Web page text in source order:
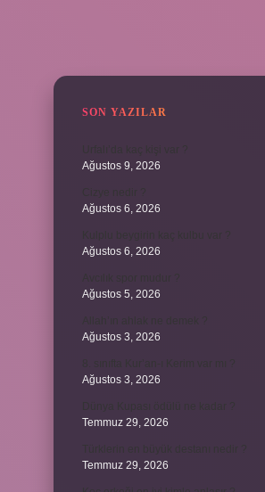
SON YAZILAR
Ağustos 9, 2026
Ağustos 6, 2026
Ağustos 6, 2026
Ağustos 5, 2026
Ağustos 3, 2026
Ağustos 3, 2026
Temmuz 29, 2026
Temmuz 29, 2026